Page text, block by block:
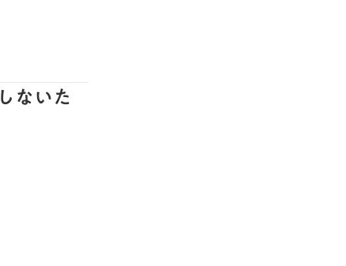
ないた